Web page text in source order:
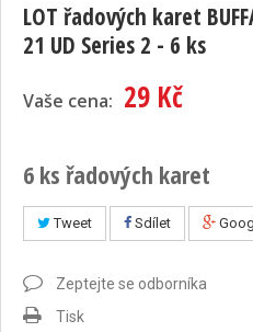
LOT řadových karet
21 UD Series 2 - 6 ks
Vaše cena: 29 Kč
6 ks řadových karet
Tweet Sdílet
Zeptejte se odborníka
Tisk